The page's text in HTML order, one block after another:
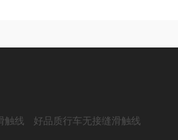
触线 好品质行车无接缝滑触线